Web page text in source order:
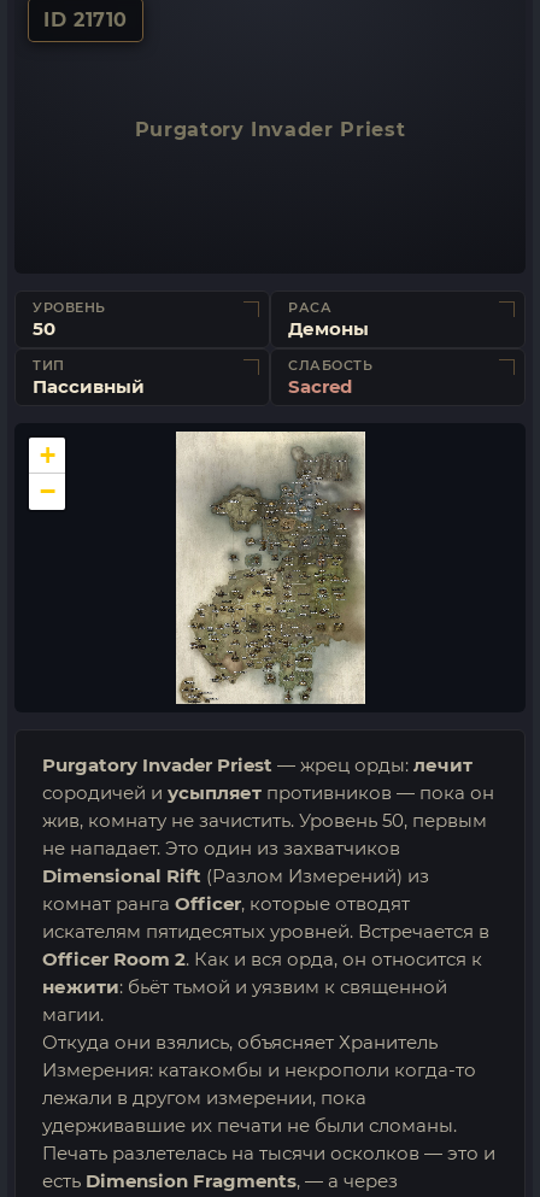
ID 21710
Purgatory Invader Priest
УРОВЕНЬ
50
РАСА
Демоны
ТИП
Пассивный
СЛАБОСТЬ
Sacred
+
−
Purgatory Invader Priest — жрец орды: лечит
сородичей и усыпляет противников — пока он
жив, комнату не зачистить. Уровень 50, первым
не нападает. Это один из захватчиков
Dimensional Rift (Разлом Измерений) из
комнат ранга Officer, которые отводят
искателям пятидесятых уровней. Встречается в
Officer Room 2. Как и вся орда, он относится к
нежити: бьёт тьмой и уязвим к священной
магии.
Откуда они взялись, объясняет Хранитель
Измерения: катакомбы и некрополи когда-то
лежали в другом измерении, пока
удерживавшие их печати не были сломаны.
Печать разлетелась на тысячи осколков — это и
есть Dimension Fragments, — а через